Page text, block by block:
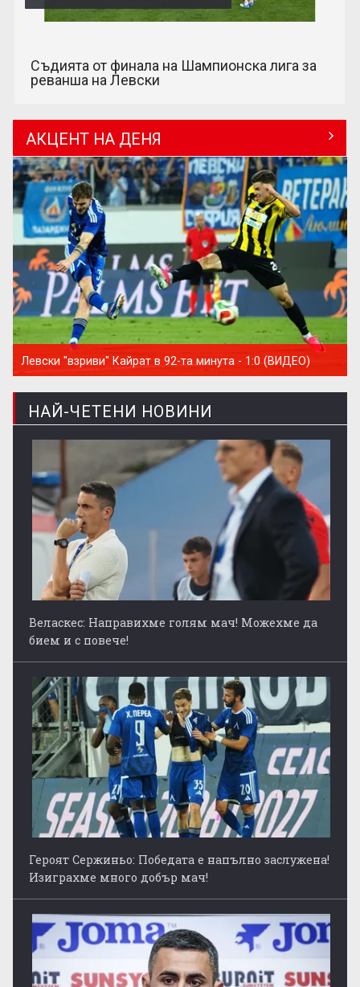
Съдията от финала на Шампионска лига за
реванша на Левски
АКЦЕНТ НА ДЕНЯ
Левски "взриви" Кайрат в 92-та минута - 1:0 (ВИДЕО)
НАЙ-ЧЕТЕНИ НОВИНИ
Веласкес: Направихме голям мач! Можехме да
бием и с повече!
Героят Сержиньо: Победата е напълно заслужена!
Изиграхме много добър мач!